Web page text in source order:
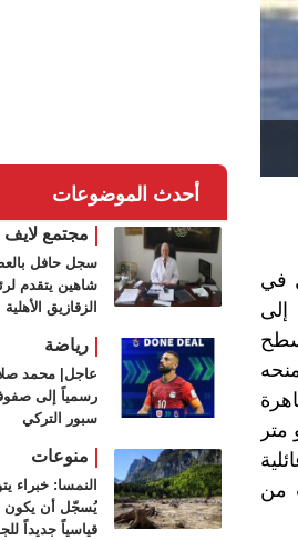
في
إلى
سطح
يمنحه
متر
من
أحدث الموضوعات
مجتمع لايف
سجل حافل
شاهين يتقدم
الزقازيق الأهلية
رياضة
عاجل| محمد
رسمياً إلى
سبور التركي
منوعات
النمسا: خبراء
قياسياً جديداً